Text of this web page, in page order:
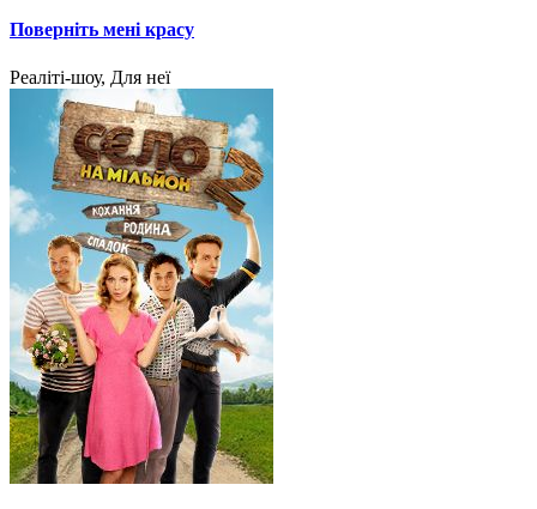
Поверніть мені красу
Реаліті-шоу, Для неї